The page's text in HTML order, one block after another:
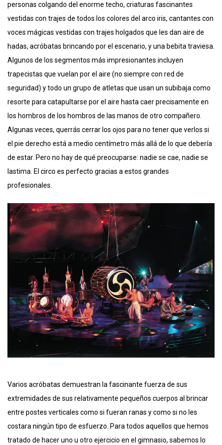
personas colgando del enorme techo, criaturas fascinantes
vestidas con trajes de todos los colores del arco iris, cantantes con
voces mágicas vestidas con trajes holgados que les dan aire de
hadas, acróbatas brincando por el escenario, y una bebita traviesa.
Algunos de los segmentos más impresionantes incluyen
trapecistas que vuelan por el aire (no siempre con red de
seguridad) y todo un grupo de atletas que usan un subibaja como
resorte para catapultarse por el aire hasta caer precisamente en
los hombros de los hombros de las manos de otro compañero.
Algunas veces, querrás cerrar los ojos para no tener que verlos si
el pie derecho está a medio centímetro más allá de lo que debería
de estar. Pero no hay de qué preocuparse: nadie se cae, nadie se
lastima. El circo es perfecto gracias a estos grandes
profesionales.
Varios acróbatas demuestran la fascinante fuerza de sus
extremidades de sus relativamente pequeños cuerpos al brincar
entre postes verticales como si fueran ranas y como si no les
costara ningún tipo de esfuerzo. Para todos aquellos que hemos
tratado de hacer uno u otro ejercicio en el gimnasio, sabemos lo